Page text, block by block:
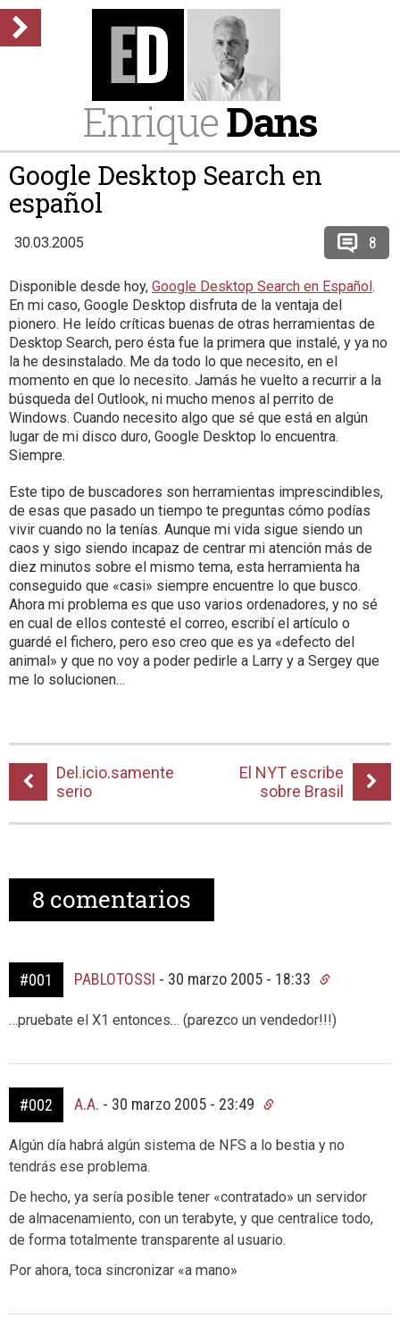
EnriqueDans
Google Desktop Search en
español
30.03.2005 8
Disponible desde hoy, Google Desktop Search en Español.
En mi caso, Google Desktop disfruta de la ventaja del
pionero. He leído críticas buenas de otras herramientas de
Desktop Search, pero ésta fue la primera que instalé, y ya no
la he desinstalado. Me da todo lo que necesito, en el
momento en que lo necesito. Jamás he vuelto a recurrir a la
búsqueda del Outlook, ni mucho menos al perrito de
Windows. Cuando necesito algo que sé que está en algún
lugar de mi disco duro, Google Desktop lo encuentra.
Siempre.
Este tipo de buscadores son herramientas imprescindibles,
de esas que pasado un tiempo te preguntas cómo podías
vivir cuando no la tenías. Aunque mi vida sigue siendo un
caos y sigo siendo incapaz de centrar mi atención más de
diez minutos sobre el mismo tema, esta herramienta ha
conseguido que «casi» siempre encuentre lo que busco.
Ahora mi problema es que uso varios ordenadores, y no sé
en cual de ellos contesté el correo, escribí el artículo o
guardé el fichero, pero eso creo que es ya «defecto del
animal» y que no voy a poder pedirle a Larry y a Sergey que
me lo solucionen…
Del.icio.samente
serio
El NYT escribe
sobre Brasil
8 comentarios
#001 PABLOTOSSI - 30 marzo 2005 - 18:33
…pruebate el X1 entonces… (parezco un vendedor!!!)
#002 A.A. - 30 marzo 2005 - 23:49
Algún día habrá algún sistema de NFS a lo bestia y no
tendrás ese problema.
De hecho, ya sería posible tener «contratado» un servidor
de almacenamiento, con un terabyte, y que centralice todo,
de forma totalmente transparente al usuario.
Por ahora, toca sincronizar «a mano»